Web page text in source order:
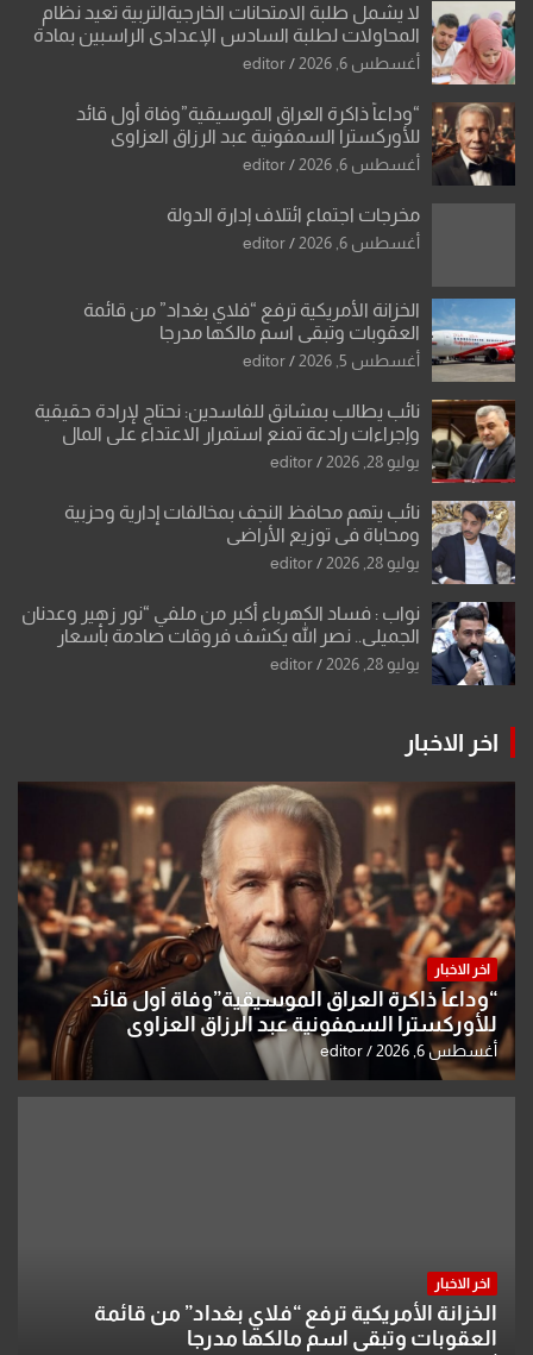
لا يشمل طلبة الامتحانات الخارجيةالتربية تعيد نظام
المحاولات لطلبة السادس الإعدادي الراسبين بمادة
أو مادتين
أغسطس 6, 2026 editor
“وداعاً ذاكرة العراق الموسيقية”وفاة أول قائد
للأوركسترا السمفونية عبد الرزاق العزاوي
أغسطس 6, 2026 editor
مخرجات اجتماع ائتلاف إدارة الدولة
أغسطس 6, 2026 editor
الخزانة الأمريكية ترفع “فلاي بغداد” من قائمة
العقوبات وتبقي اسم مالكها مدرجا
أغسطس 5, 2026 editor
نائب يطالب بمشانق للفاسدين: نحتاج لإرادة حقيقية
وإجراءات رادعة تمنع استمرار الاعتداء على المال
العام”.
يوليو 28, 2026 editor
نائب يتهم محافظ النجف بمخالفات إدارية وحزبية
ومحاباة في توزيع الأراضي
يوليو 28, 2026 editor
نواب : فساد الكهرباء أكبر من ملفي “نور زهير وعدنان
الجميلي.. نصر الله يكشف فروقات صادمة بأسعار
معدات الكهرباء وعقودها
يوليو 28, 2026 editor
اخر الاخبار
اخر الاخبار
“وداعاً ذاكرة العراق الموسيقية”وفاة أول قائد
للأوركسترا السمفونية عبد الرزاق العزاوي
أغسطس 6, 2026 editor
اخر الاخبار
الخزانة الأمريكية ترفع “فلاي بغداد” من قائمة
العقوبات وتبقي اسم مالكها مدرجا